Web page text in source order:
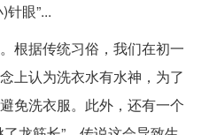
眼”...
根据传统习俗，我们在初一
上认为洗衣水有水神，为了
免洗衣服。此外，还有一个